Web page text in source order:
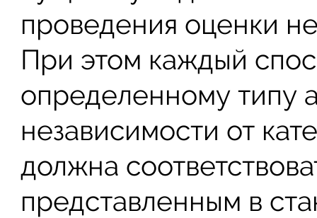
проведения оценки
При этом каждый
определенному типу
независимости от
должна
представленным в